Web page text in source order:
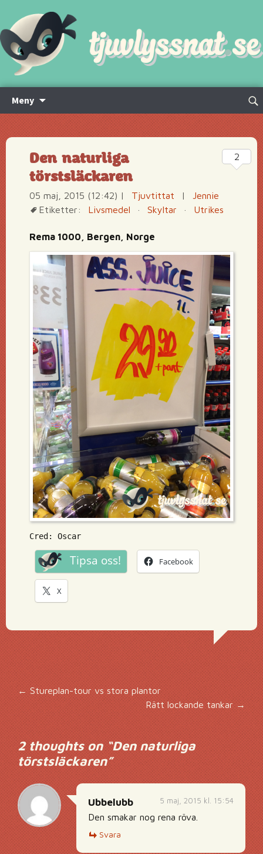
Meny
innehåll
Sök
Den naturliga
törstsläckaren
05 maj, 2015 (12:42) | Tjuvtittat |
Jennie
Etiketter:
Livsmedel · Skyltar · Utrikes
Rema 1000, Bergen, Norge
Cred: Oscar
Tipsa oss! Facebook
X
2
Inläggsnavigering
←Stureplan-tour vs stora plantor
Rätt lockande tankar→
2 thoughts on “Den naturliga
törstsläckaren”
5 maj, 2015 kl. 15:54
Ubbelubb
Den smakar nog rena röva.
Svara